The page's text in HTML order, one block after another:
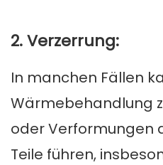
2. Verzerrung:
In manchen Fällen
Wärmebehandlung
oder Verformungen
Teile führen,